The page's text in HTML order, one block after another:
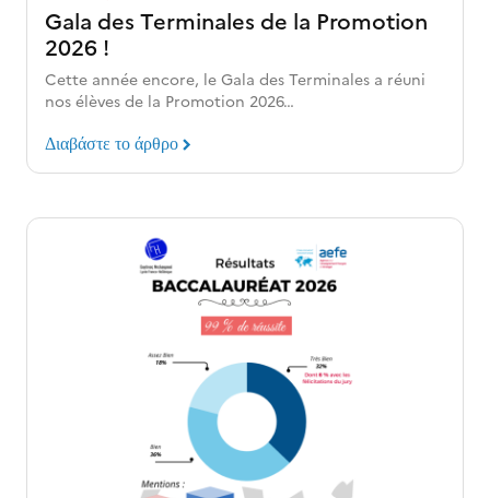
Gala des Terminales de la Promotion
2026 !
Cette année encore, le Gala des Terminales a réuni
nos élèves de la Promotion 2026…
Διαβάστε το άρθρο